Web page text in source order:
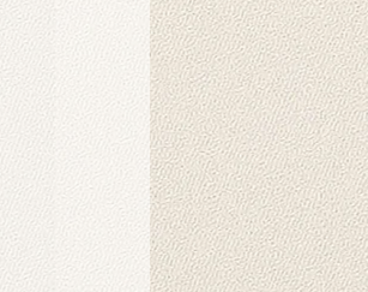
Sie
um
Wand
auf
eine
Regel ein
einfach